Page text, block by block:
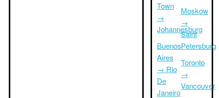
Town
→
Johannesburg
Buenos
Aires
→ Rio
De
Janeiro
Moskow
→
Saint
Petersburg
Toronto
→
Vancouver